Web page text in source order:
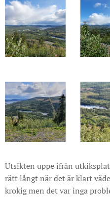
Utsikten uppe ifrån
rätt långt när det är klart
krokig men det var inga